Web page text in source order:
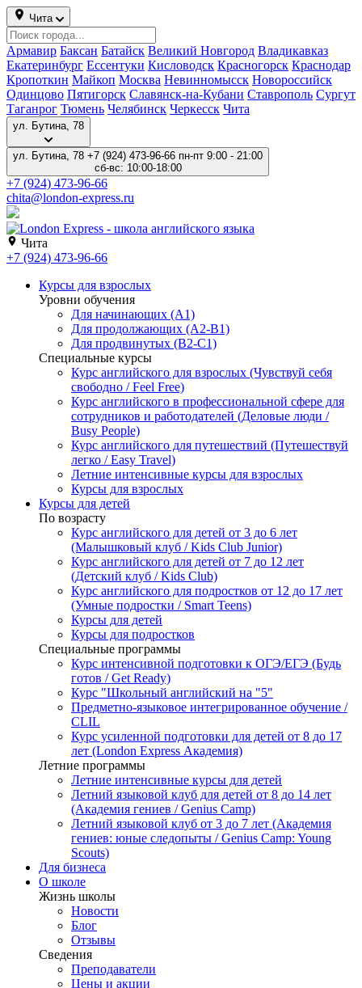
Чита
Армавир Баксан Батайск Великий Новгород Владикавказ
Екатеринбург Ессентуки Кисловодск Красногорск Краснодар
Кропоткин Майкоп Москва Невинномысск Новороссийск
Одинцово Пятигорск Славянск-на-Кубани Ставрополь Сургут
Таганрог Тюмень Челябинск Черкесск Чита
ул. Бутина, 78
ул. Бутина, 78 +7 (924) 473-96-66 пн-пт 9:00 - 21:00
сб-вс: 10:00-18:00
+7 (924) 473-96-66
chita@london-express.ru
Чита
+7 (924) 473-96-66
Курсы для взрослых
Уровни обучения
Для начинающих (A1)
Для продолжающих (A2-B1)
Для продвинутых (B2-C1)
Специальные курсы
Курс английского для взрослых (Чувствуй себя
свободно / Feel Free)
Курс английского в профессиональной сфере для
сотрудников и работодателей (Деловые люди /
Busy People)
Курс английского для путешествий (Путешествуй
легко / Easy Travel)
Летние интенсивные курсы для взрослых
Курсы для взрослых
Курсы для детей
По возрасту
Курс английского для детей от 3 до 6 лет
(Малышковый клуб / Kids Club Junior)
Курс английского для детей от 7 до 12 лет
(Детский клуб / Kids Club)
Курс английского для подростков от 12 до 17 лет
(Умные подростки / Smart Teens)
Курсы для детей
Курсы для подростков
Специальные программы
Курс интенсивной подготовки к ОГЭ/ЕГЭ (Будь
готов / Get Ready)
Курс "Школьный английский на "5"
Предметно-языковое интегрированное обучение /
CLIL
Курс усиленной подготовки для детей от 8 до 17
лет (London Express Академия)
Летние программы
Летние интенсивные курсы для детей
Летний языковой клуб для детей от 8 до 14 лет
(Академия гениев / Genius Camp)
Летний языковой клуб от 3 до 7 лет (Академия
гениев: юные следопыты / Genius Camp: Young
Scouts)
Для бизнеса
О школе
Жизнь школы
Новости
Блог
Отзывы
Сведения
Преподаватели
Цены и акции